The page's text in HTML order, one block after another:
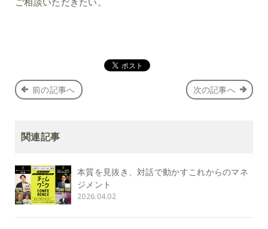
前の記事へ 次の記事へ
関連記事
本質を見抜き、対話で動かすこれからのマネ
ジメント
2026.04.02